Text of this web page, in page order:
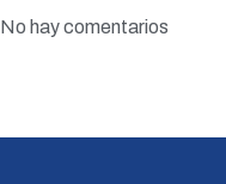
No hay comentarios